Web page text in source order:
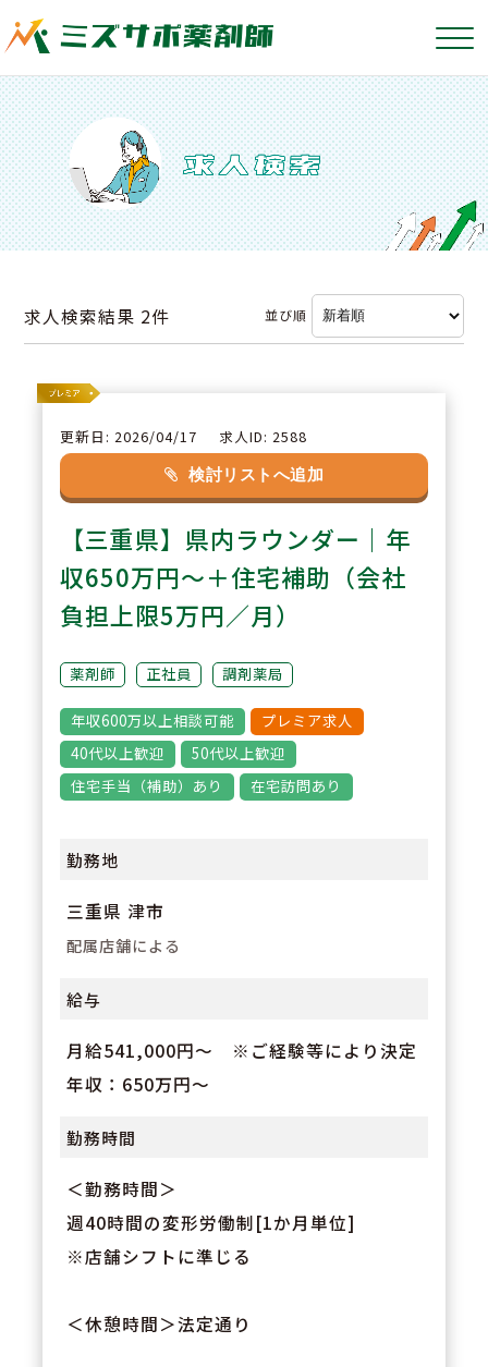
求人検索結果 2件 並び順
更新日: 2026/04/17 求人ID: 2588
検討リストへ追加
【三重県】県内ラウンダー｜年
収650万円～＋住宅補助（会社
負担上限5万円／月）
薬剤師 正社員 調剤薬局
年収600万以上相談可能
プレミア求人
40代以上歓迎
50代以上歓迎
住宅手当（補助）あり
在宅訪問あり
勤務地
三重県 津市
配属店舗による
給与
月給541,000円～ ※ご経験等により決定
年収：650万円～
勤務時間
＜勤務時間＞
週40時間の変形労働制[1か月単位]
※店舗シフトに準じる
＜休憩時間＞法定通り